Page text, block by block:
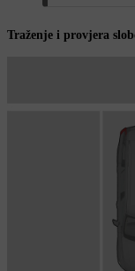
Traženje i provjera